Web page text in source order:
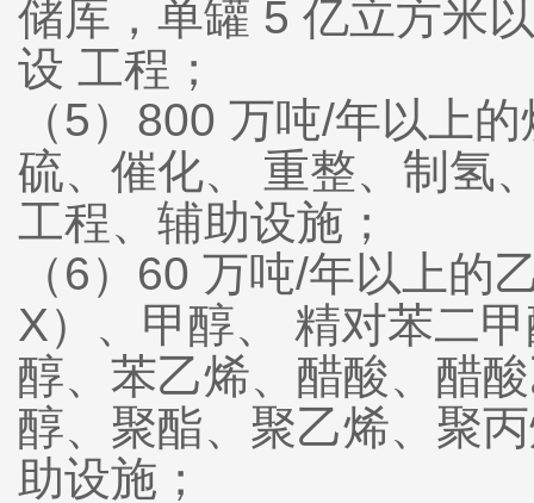
储库，单罐 5 亿立方米
设 工程；
（5）800 万吨/年以上
硫、催化、 重整、制氢
工程、辅助设施；
（6）60 万吨/年以上的
X）、甲醇、 精对苯二
醇、苯乙烯、醋酸、醋
醇、聚酯、聚乙烯、聚
助设施；